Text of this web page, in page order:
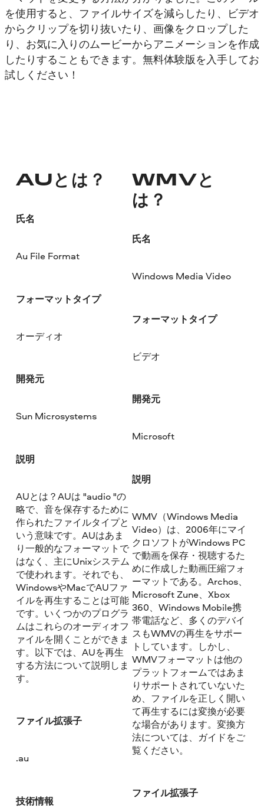
を使用すると、ファイルサイズを減らしたり、ビデオ
からクリップを切り抜いたり、画像をクロップした
り、お気に入りのムービーからアニメーションを作成
したりすることもできます。無料体験版を入手してお
試しください！
AUとは？
氏名
Au File Format
フォーマットタイプ
オーディオ
開発元
Sun Microsystems
説明
AUとは？AUは "audio "の
略で、音を保存するために
作られたファイルタイプと
いう意味です。AUはあま
り一般的なフォーマットで
はなく、主にUnixシステム
で使われます。それでも、
WindowsやMacでAUファ
イルを再生することは可能
です。いくつかのプログラ
ムはこれらのオーディオフ
ァイルを開くことができま
す。以下では、AUを再生
する方法について説明しま
す。
ファイル拡張子
.au
技術情報
WMVと
は？
氏名
Windows Media Video
フォーマットタイプ
ビデオ
開発元
Microsoft
説明
WMV（Windows Media
Video）は、2006年にマイ
クロソフトがWindows PC
で動画を保存・視聴するた
めに作成した動画圧縮フォ
ーマットである。Archos、
Microsoft Zune、Xbox
360、Windows Mobile携
帯電話など、多くのデバイ
スもWMVの再生をサポー
トしています。しかし、
WMVフォーマットは他の
プラットフォームではあま
りサポートされていないた
め、ファイルを正しく開い
て再生するには変換が必要
な場合があります。変換方
法については、ガイドをご
覧ください。
ファイル拡張子